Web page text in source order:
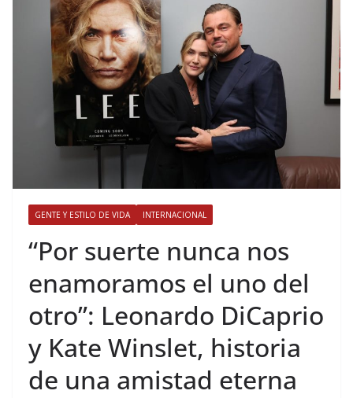
GENTE Y ESTILO DE VIDA INTERNACIONAL
​“Por suerte nunca nos
enamoramos el uno del
otro”: Leonardo DiCaprio
y Kate Winslet, historia
de una amistad eterna